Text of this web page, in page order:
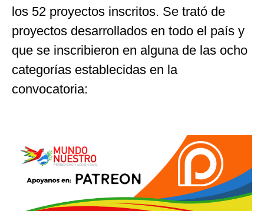
los 52 proyectos inscritos. Se trató de
proyectos desarrollados en todo el país y
que se inscribieron en alguna de las ocho
categorías establecidas en la
convocatoria: